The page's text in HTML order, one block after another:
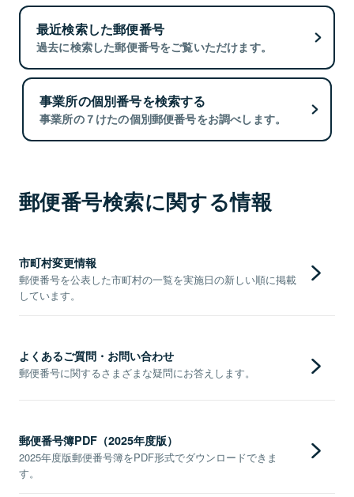
最近検索した郵便番号
過去に検索した郵便番号をご覧いただけます。
事業所の個別番号を検索する
事業所の７けたの個別郵便番号をお調べします。
郵便番号検索に関する情報
市町村変更情報
郵便番号を公表した市町村の一覧を実施日の新しい順に掲載
しています。
よくあるご質問・お問い合わせ
郵便番号に関するさまざまな疑問にお答えします。
郵便番号簿PDF（2025年度版）
2025年度版郵便番号簿をPDF形式でダウンロードできま
す。